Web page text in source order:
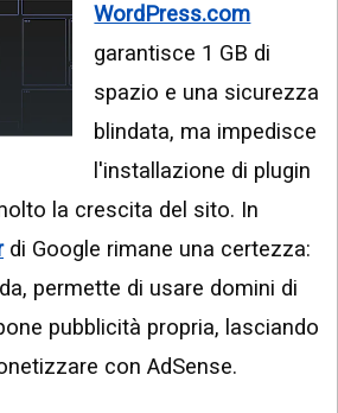
WordPress.com
garantisce 1 GB di
spazio e una sicurezza
blindata, ma impedisce
l'installazione di plugin
la crescita del sito. In
di Google rimane una certezza:
permette di usare domini di
pubblicità propria, lasciando
con AdSense.